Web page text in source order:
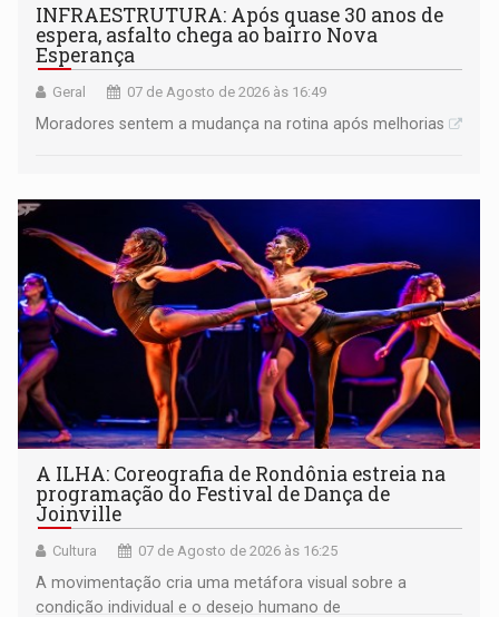
INFRAESTRUTURA: Após quase 30 anos de
espera, asfalto chega ao bairro Nova
Esperança
Geral 07 de Agosto de 2026 às 16:49
Moradores sentem a mudança na rotina após melhorias
A ILHA: Coreografia de Rondônia estreia na
programação do Festival de Dança de
Joinville
Cultura 07 de Agosto de 2026 às 16:25
A movimentação cria uma metáfora visual sobre a
condição individual e o desejo humano de